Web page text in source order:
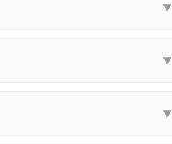
只安装与系统相匹配的那一部
安装成功。
去打印测试即可。
▼
（如 Win10/Win11 最新版）已
而非文件安全性问题。
▼
▼